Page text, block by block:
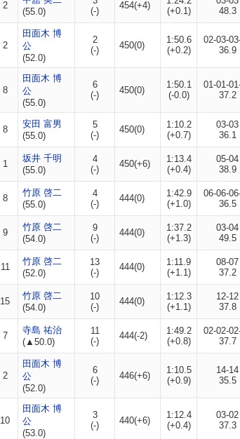
2
(55.0)
(-)
454(+4)
(+0.1)
48.3
2
田面木 博
公
(52.0)
2
(-)
450(0)
1:50.6
(+0.2)
02-03-
36.9
8
田面木 博
公
(55.0)
6
(-)
450(0)
1:50.1
(-0.0)
01-01-
37.2
8
安田 富男
(55.0)
5
(-)
450(0)
1:10.2
(+0.7)
03-03
36.1
1
坂井 千明
(55.0)
4
(-)
450(+6)
1:13.4
(+0.4)
05-04
38.9
8
竹原 啓二
(55.0)
4
(-)
444(0)
1:42.9
(+1.0)
06-06-
36.5
9
竹原 啓二
(54.0)
9
(-)
444(0)
1:37.2
(+1.3)
03-04
49.5
11
竹原 啓二
(52.0)
13
(-)
444(0)
1:11.9
(+1.1)
08-07
37.2
15
竹原 啓二
(54.0)
10
(-)
444(0)
1:12.3
(+1.1)
12-12
37.8
7
寺島 祐治
(▲50.0)
11
(-)
444(-2)
1:49.2
(+0.8)
02-02-
37.7
2
田面木 博
公
(52.0)
6
(-)
446(+6)
1:10.5
(+0.9)
14-14
35.5
10
田面木 博
公
(53.0)
3
(-)
440(+6)
1:12.4
(+0.4)
03-02
37.3